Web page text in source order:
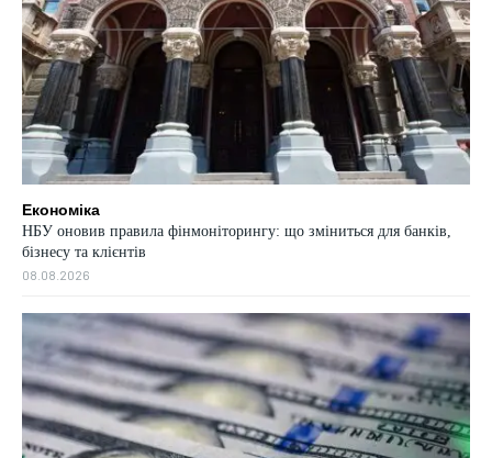
Економіка
НБУ оновив правила фінмоніторингу: що зміниться для банків,
бізнесу та клієнтів
08.08.2026